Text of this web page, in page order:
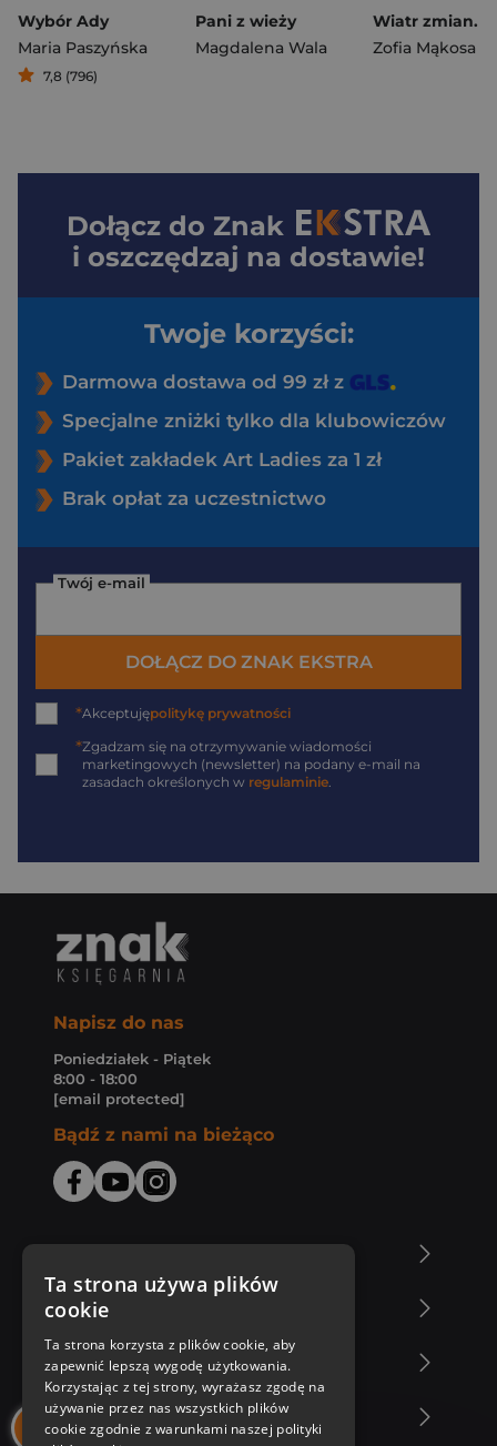
Wybór Ady
Maria Paszyńska
7,8 (796)
Pani z wieży
Magdalena Wala
Zofia Mąkosa
Dołącz do Znak
i oszczędzaj na dostawie!
Twoje korzyści:
Darmowa dostawa od 99 zł z
Specjalne zniżki tylko dla klubowiczów
Pakiet zakładek Art Ladies za 1 zł
Brak opłat za uczestnictwo
Twój e-mail
DOŁĄCZ DO ZNAK EKSTRA
*Akceptujępolitykę prywatności
*Zgadzam się na otrzymywanie wiadomości
marketingowych (newsletter) na podany e-mail na
zasadach określonych w regulaminie
Napisz do nas
Poniedziałek - Piątek
8:00 - 18:00
[email protected]
Bądź z nami na bieżąco
Zakupy u nas
Nasza oferta
Nasi autorzy
Ta strona używa plików
cookie
Ta strona korzysta z plików cookie, aby
zapewnić lepszą wygodę użytkowania.
Korzystając z tej strony, wyrażasz zgodę na
używanie przez nas wszystkich plików
cookie zgodnie z warunkami naszej polityki